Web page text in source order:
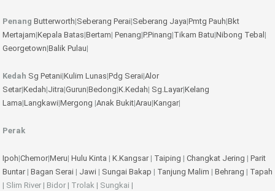
Penang Butterworth|Seberang Perai|Seberang Jaya|Pmtg Pauh|Bkt
Mertajam|Kepala Batas|Bertam| Penang|P.Pinang|Tikam Batu|Nibong Tebal |
Georgetown|Balik Pulau|
Kedah Sg Petani|Kulim Lunas|Pdg Serai|Alor
Setar|Kedah|Jitra|Gurun|Bedong|K.Kedah| Sg.Layar|Kelang
Lama|Langkawi|Mergong |Anak Bukit|Arau|Kangar|
Perak
Ipoh|Chemor|Meru| Hulu Kinta | K.Kangsar| Taiping | Changkat Jering | Parit
Buntar| Bagan Serai | Jawi | Sungai Bakap | Tanjung Malim | Behrang | Tapah
| Slim River | Bidor | Trolak | Sungkai |